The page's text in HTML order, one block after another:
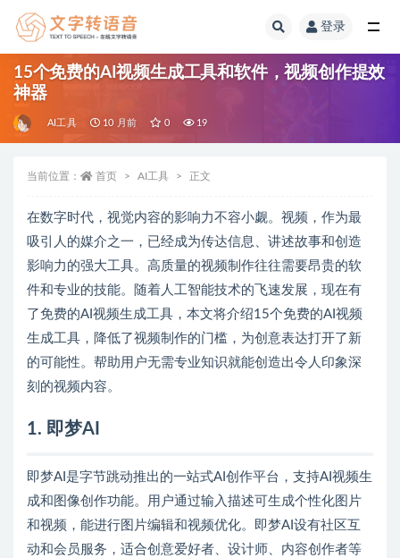
登录
15个免费的AI视频生成工具和软件，视频创作提效
神器
AI工具 10 月前 0 19
当前位置： 首页 AI工具 正文
在数字时代，视觉内容的影响力不容小觑。视频，作为最
吸引人的媒介之一，已经成为传达信息、讲述故事和创造
影响力的强大工具。高质量的视频制作往往需要昂贵的软
件和专业的技能。随着人工智能技术的飞速发展，现在有
了免费的AI视频生成工具，本文将介绍15个免费的AI视频
生成工具，降低了视频制作的门槛，为创意表达打开了新
的可能性。帮助用户无需专业知识就能创造出令人印象深
刻的视频内容。
1. 即梦AI
即梦AI是字节跳动推出的一站式AI创作平台，支持AI视频生
成和图像创作功能。用户通过输入描述可生成个性化图片
和视频，能进行图片编辑和视频优化。即梦AI设有社区互
动和会员服务，适合创意爱好者、设计师、内容创作者等